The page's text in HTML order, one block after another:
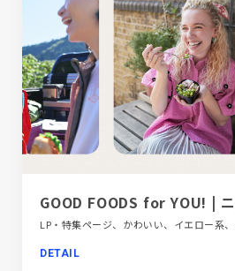
GOOD FOODS for YOU! |
DETAIL